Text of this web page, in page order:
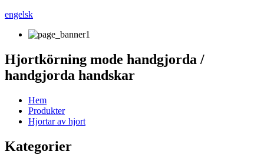
engelsk
Hjortkörning mode handgjorda /
handgjorda handskar
Hem
Produkter
Hjortar av hjort
Kategorier